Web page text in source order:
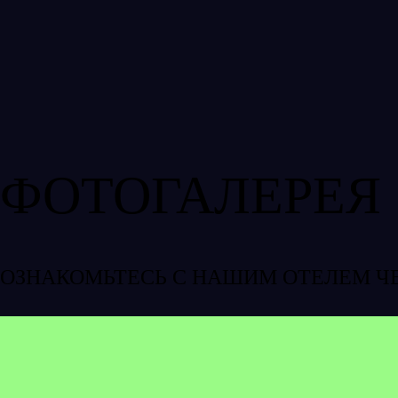
ФОТОГАЛЕРЕЯ
ОЗНАКОМЬТЕСЬ С НАШИМ ОТЕЛЕМ